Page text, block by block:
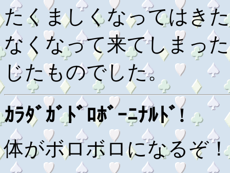
たくましくなってはき
なくなって来てしまっ
じたものでした。
ｶﾗﾀﾞｶﾞﾄﾞﾛﾎﾞｰﾆﾅﾙﾄﾞ!
体がボロボロになるぞ